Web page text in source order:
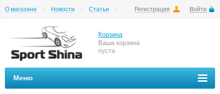
Регистрация Войти
О магазине Новости
Статьи
Корзина
Ваша корзина
пуста
Меню